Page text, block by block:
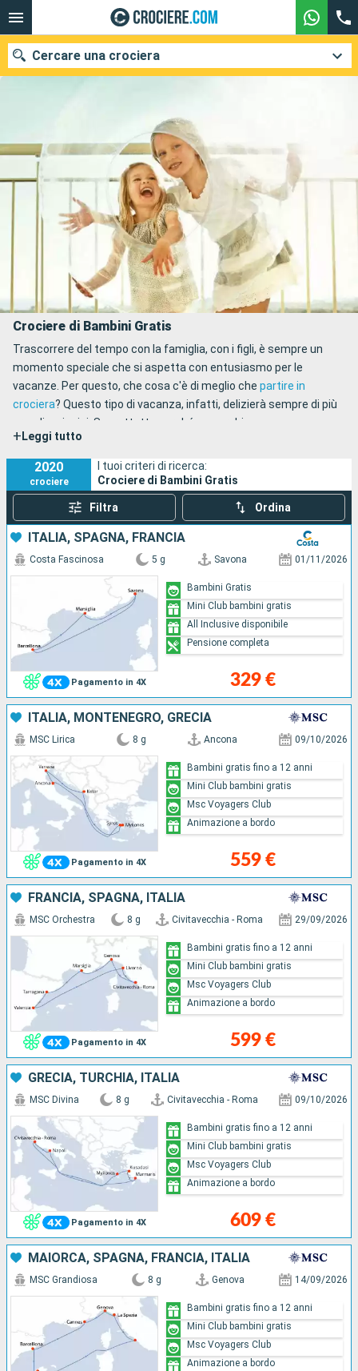
Cercare una crociera
Le nostre destinazioni
Mesi di partenza
Porti Compagnie
Ricerca
Crociere di Bambini Gratis
Trascorrere del tempo con la famiglia, con i figli, è sempre un
momento speciale che si aspetta con entusiasmo per le
vacanze. Per questo, che cosa c'è di meglio che partire in
crociera? Questo tipo di vacanza, infatti, delizierà sempre di più
grandi e piccini. Soprattutto perché se cerchi una vacanza
speciale per tutta la famiglia, la scelta di una
gratisè vantaggiosa sia per te che per il tuo portafoglio. Potrai
trascorrere momenti indimenticabili a basso costo.
+ Leggi tutto
2020
crociere
I tuoi criteri di ricerca:
Crociere di Bambini Gratis
Filtra Ordina
ITALIA, SPAGNA, FRANCIA
Pagamento in 4X
Costa Fascinosa 5 g Savona 01/11/2026
329 €
Bambini Gratis
Mini Club bambini gratis
All Inclusive disponibile
Pensione completa
ITALIA, MONTENEGRO, GRECIA
Pagamento in 4X
MSC Lirica 8 g Ancona 09/10/2026
559 €
Bambini gratis fino a 12 anni
Mini Club bambini gratis
Msc Voyagers Club
Animazione a bordo
FRANCIA, SPAGNA, ITALIA
Pagamento in 4X
MSC Orchestra 8 g Civitavecchia - Roma 29/09/2026
599 €
Bambini gratis fino a 12 anni
Mini Club bambini gratis
Msc Voyagers Club
Animazione a bordo
GRECIA, TURCHIA, ITALIA
Pagamento in 4X
MSC Divina 8 g Civitavecchia - Roma 09/10/2026
609 €
Bambini gratis fino a 12 anni
Mini Club bambini gratis
Msc Voyagers Club
Animazione a bordo
MAIORCA, SPAGNA, FRANCIA, ITALIA
MSC Grandiosa 8 g Genova 14/09/2026
Bambini gratis fino a 12 anni
Mini Club bambini gratis
Msc Voyagers Club
Animazione a bordo